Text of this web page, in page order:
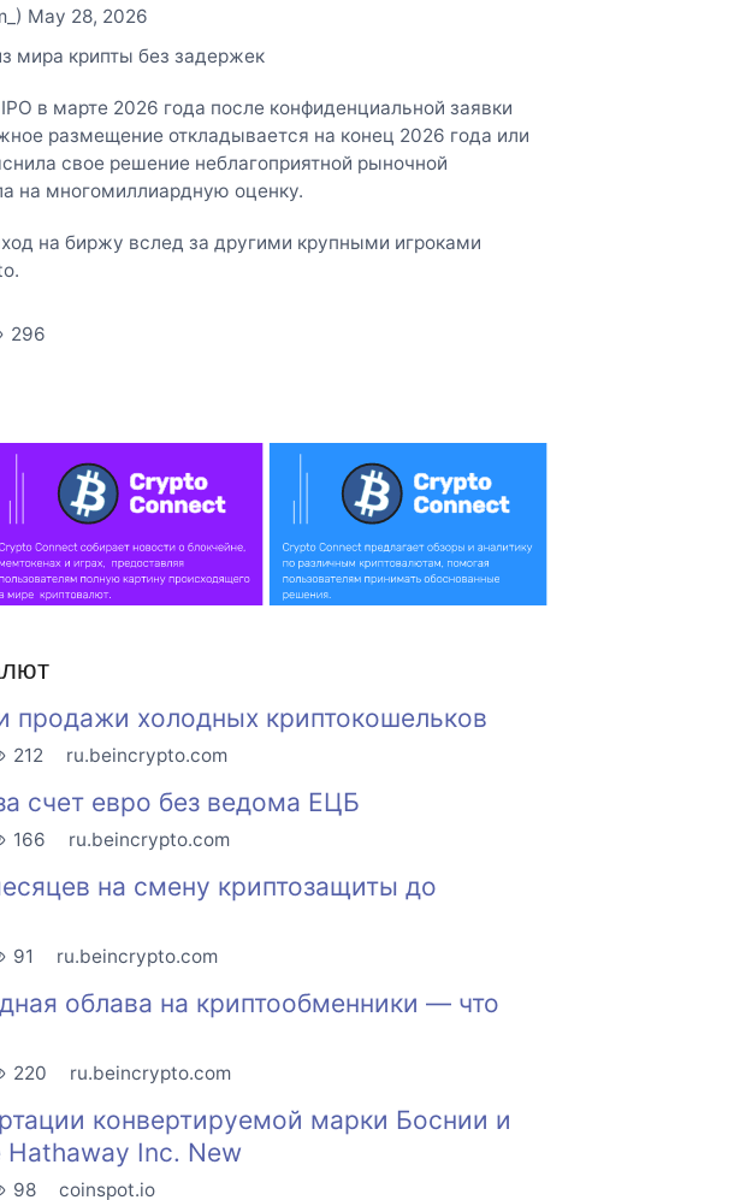
May 28, 2026
мира крипты без задержек
в марте 2026 года после конфиденциальной заявки
размещение откладывается на конец 2026 года или
свое решение неблагоприятной рыночной
на многомиллиардную оценку.
на биржу вслед за другими крупными игроками
296
продажи холодных криптокошельков
212 ru.beincrypto.com
счет евро без ведома ЕЦБ
166 ru.beincrypto.com
на смену криптозащиты до
91 ru.beincrypto.com
облава на криптообменники — что
220 ru.beincrypto.com
конвертируемой марки Боснии и
Hathaway Inc. New
98 coinspot.io